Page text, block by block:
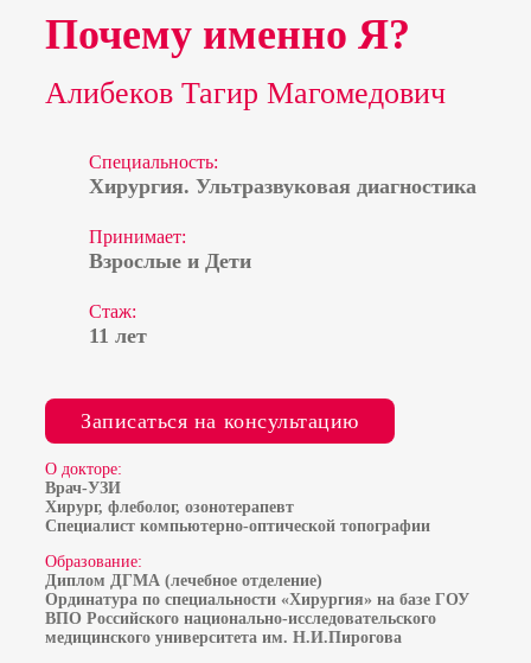
Почему именно Я?
Алибеков Тагир Магомедович
Специальность:
Хирургия. Ультразвуковая диагностика
Принимает:
Взрослые и Дети
Стаж:
11 лет
Записаться на консультацию
О докторе:
Врач-УЗИ
Хирург, флеболог, озонотерапевт
Специалист компьютерно-оптической топографии
Образование:
Диплом ДГМА (лечебное отделение)
Ординатура по специальности «Хирургия» на базе ГОУ
ВПО Российского национально-исследовательского
медицинского университета им. Н.И.Пирогова